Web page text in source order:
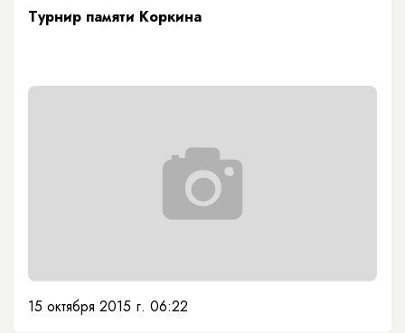
Турнир памяти Коркина
15 октября 2015 г. 06:22